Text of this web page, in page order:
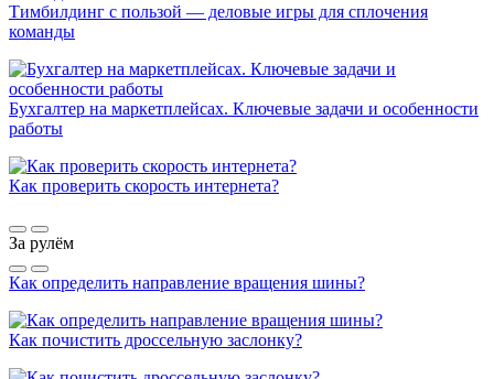
Тимбилдинг с пользой — деловые игры для сплочения
команды
Бухгалтер на маркетплейсах. Ключевые задачи и особенности
работы
Как проверить скорость интернета?
За рулём
Как определить направление вращения шины?
Как почистить дроссельную заслонку?